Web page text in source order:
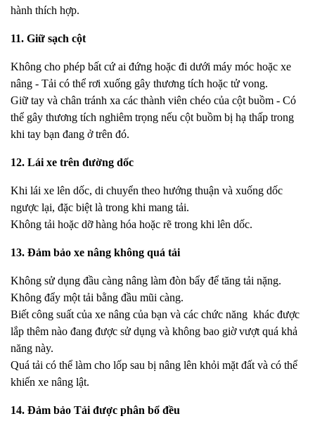
hành thích hợp.
11. Giữ sạch cột
Không cho phép bất cứ ai đứng hoặc đi dưới máy móc hoặc xe
nâng - Tải có thể rơi xuống gây thương tích hoặc tử vong.
Giữ tay và chân tránh xa các thành viên chéo của cột buồm - Có
thể gây thương tích nghiêm trọng nếu cột buồm bị hạ thấp trong
khi tay bạn đang ở trên đó.
12. Lái xe trên đường dốc
Khi lái xe lên dốc, di chuyển theo hướng thuận và xuống dốc
ngược lại, đặc biệt là trong khi mang tải.
Không tải hoặc dỡ hàng hóa hoặc rẽ trong khi lên dốc.
13. Đảm bảo xe nâng không quá tải
Không sử dụng đầu càng nâng làm đòn bẩy để tăng tải nặng.
Không đẩy một tải bằng đầu mũi càng.
Biết công suất của xe nâng của bạn và các chức năng khác được
lắp thêm nào đang được sử dụng và không bao giờ vượt quá khả
năng này.
Quá tải có thể làm cho lốp sau bị nâng lên khỏi mặt đất và có thể
khiến xe nâng lật.
14. Đảm bảo Tải được phân bổ đều